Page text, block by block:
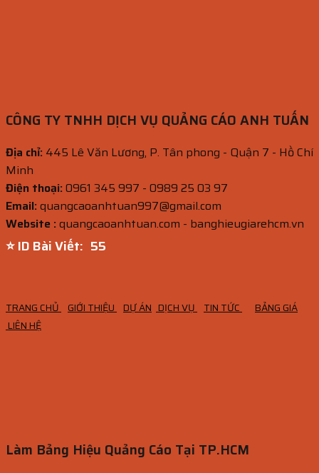
CÔNG TY TNHH DỊCH VỤ QUẢNG CÁO ANH TUẤN
Địa chỉ: 445 Lê Văn Lương, P. Tân phong - Quận 7 - Hồ Chí
Minh
Điện thoại:0961 345 997 - 0989 25 03 97
Email:quangcaoanhtuan997@gmail.com
Website :quangcaoanhtuan.com - banghieugiarehcm.vn
⭐ ID Bài Viết: 54
TRANG CHỦ GIỚI THIỆU DỰ ÁN DỊCH VỤ TIN TỨC
BẢNG GIÁ
LIÊN HỆ
Làm Bảng Hiệu Quảng Cáo Tại TP.HCM